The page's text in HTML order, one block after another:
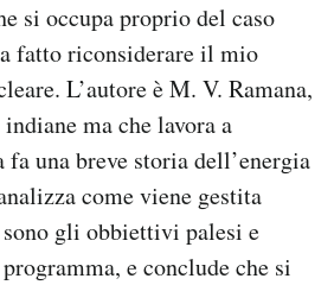
si occupa proprio del caso
fatto riconsiderare il mio
L’autore è M. V. Ramana,
ma che lavora a
fa una breve storia dell’energia
come viene gestita
gli obbiettivi palesi e
e conclude che si